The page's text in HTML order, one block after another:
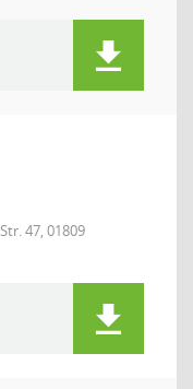
47, 01809